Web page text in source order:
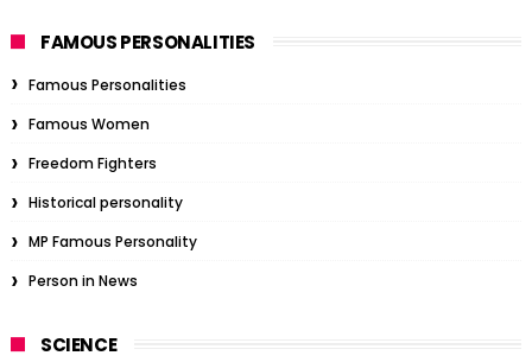
FAMOUS PERSONALITIES
Famous Personalities
Famous Women
Freedom Fighters
Historical personality
MP Famous Personality
Person in News
SCIENCE